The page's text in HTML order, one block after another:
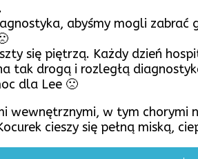
abyśmy mogli
się piętrzą. Każdy dzień
tak drogą i rozległą
dla Lee 🙁
wewnętrznymi, w tym chorymi
cieszy się pełną miską,